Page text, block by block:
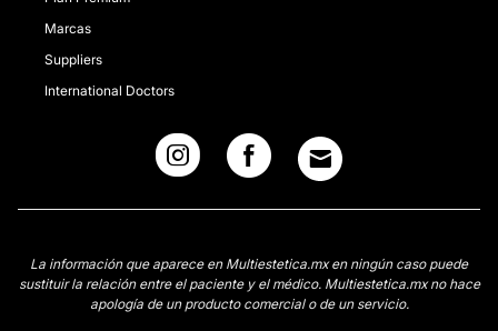
Marcas
Suppliers
International Doctors
La información que aparece en Multiestetica.mx en ningún caso puede
sustituir la relación entre el paciente y el médico. Multiestetica.mx no hace
apología de un producto comercial o de un servicio.